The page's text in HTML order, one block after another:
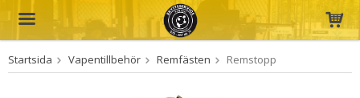
Produkten har blivit tillagd i varukorgen
Startsida Vapentillbehör Remfästen Remstopp